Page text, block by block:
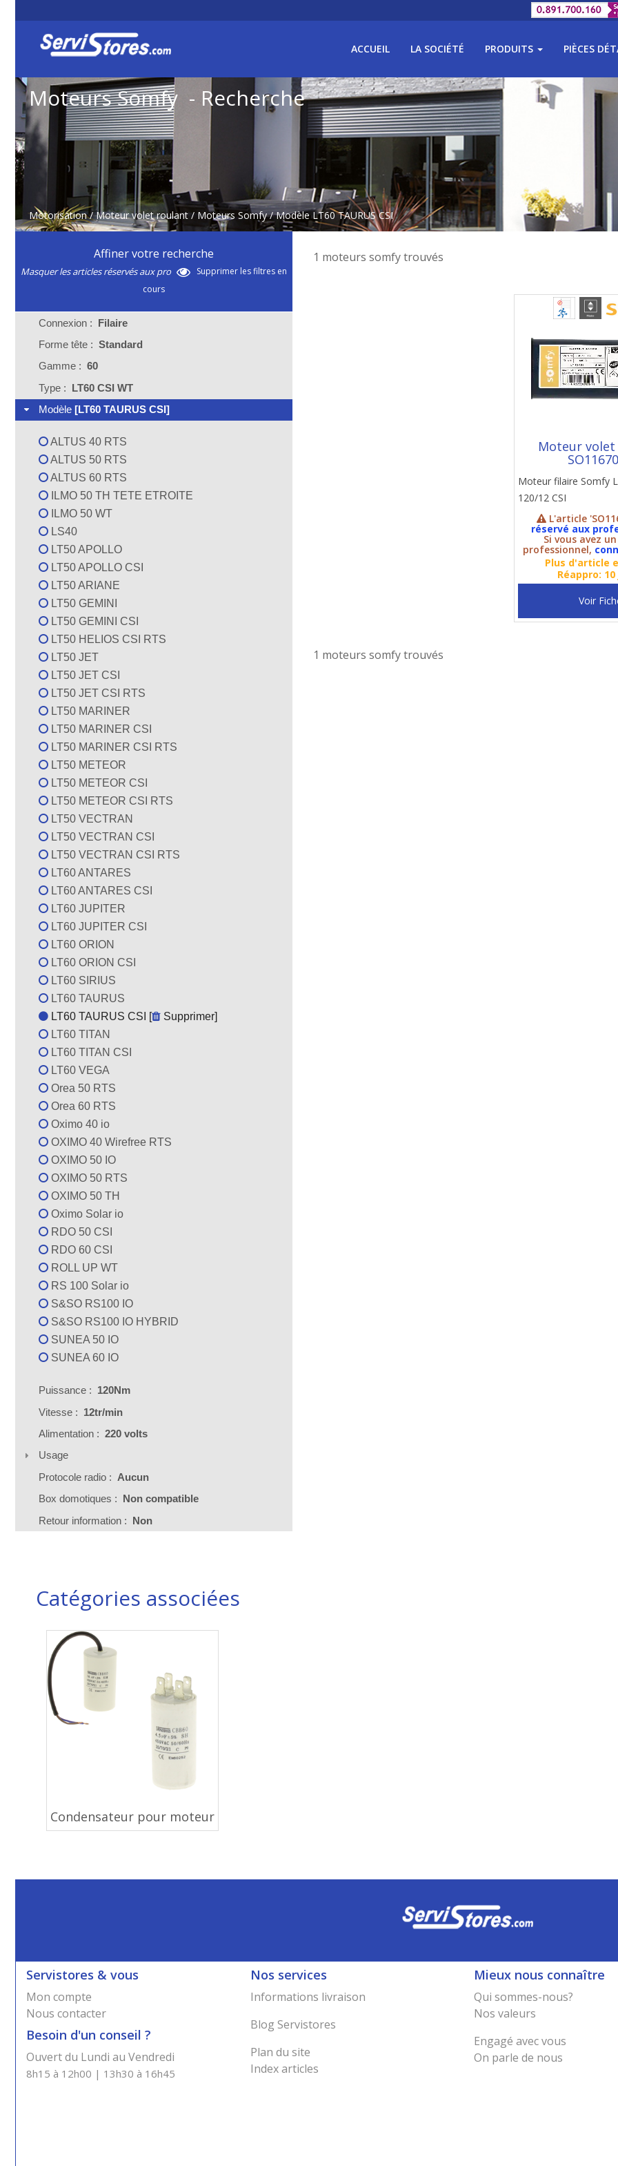
ACCUEIL LA SOCIÉTÉ PRODUITS PIÈCES
Moteurs Somfy - Recherche
Motorisation /Moteur volet roulant / Moteurs Somfy / Modèle LT60 TAURUS CSI
Affiner votre recherche
Masquer les articles réservés aux pro
Supprimer les filtres en
cours
Connexion : Filaire
Forme tête : Standard
Gamme : 60
Type : LT60 CSI WT
Modèle [LT60 TAURUS CSI]
ALTUS 40 RTS
ALTUS 50 RTS
ALTUS 60 RTS
ILMO 50 TH TETE ETROITE
ILMO 50 WT
LS40
LT50 APOLLO
LT50 APOLLO CSI
LT50 ARIANE
LT50 GEMINI
LT50 GEMINI CSI
LT50 HELIOS CSI RTS
LT50 JET
LT50 JET CSI
LT50 JET CSI RTS
LT50 MARINER
LT50 MARINER CSI
LT50 MARINER CSI RTS
LT50 METEOR
LT50 METEOR CSI
LT50 METEOR CSI RTS
LT50 VECTRAN
LT50 VECTRAN CSI
LT50 VECTRAN CSI RTS
LT60 ANTARES
LT60 ANTARES CSI
LT60 JUPITER
LT60 JUPITER CSI
LT60 ORION
LT60 ORION CSI
LT60 SIRIUS
LT60 TAURUS
LT60 TAURUS CSI [
Supprimer]
LT60 TITAN
LT60 TITAN CSI
LT60 VEGA
Orea 50 RTS
Orea 60 RTS
Oximo 40 io
OXIMO 40 Wirefree RTS
OXIMO 50 IO
OXIMO 50 RTS
OXIMO 50 TH
Oximo Solar io
RDO 50 CSI
RDO 60 CSI
ROLL UP WT
RS 100 Solar io
S&SO RS100 IO
S&SO RS100 IO HYBRID
SUNEA 50 IO
SUNEA 60 IO
Puissance : 120Nm
Vitesse : 12tr/min
Alimentation : 220 volts
Usage
Protocole radio : Aucun
Box domotiques : Non compatible
Retour information : Non
1 moteurs somfy trouvés
Moteur
Moteur filaire Somfy
120/12 CSI
L'article
réservé aux
Si vous avez
professionnel,
Plus d'article
Réappro:
Voir
1 moteurs somfy trouvés
Catégories associées
Condensateur pour moteur
Servistores & vous
Mon compte
Nous contacter
Besoin d'un conseil ?
Ouvert du Lundi au Vendredi
8h15 à 12h00 | 13h30 à 16h45
Nos services
Informations livraison
Blog Servistores
Plan du site
Index articles
Mieux nous connaître
Qui sommes-nous?
Nos valeurs
Engagé avec vous
On parle de nous